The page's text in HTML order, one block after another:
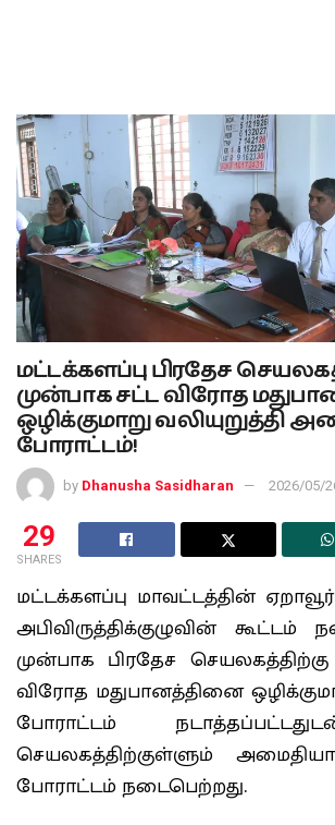
மட்டக்களப்பு பிரதேச
முன்பாக சட்ட விரோத
ஒழிக்குமாறு வலியுறுத்தி
போராட்டம்!
by Dhanusha Sasidharan 2026/05/
29
SHARES
மட்டக்களப்பு மாவட்டத்தின்
அபிவிருத்திக்குழுவின் கூட்டம்
முன்பாக பிரதேச
விரோத மதுபானத்தினை
போராட்டம்
செயலகத்திற்குள்ளும்
போராட்டம் நடைபெற்றது.